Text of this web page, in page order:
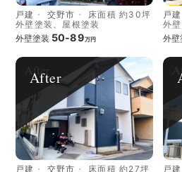
戸建 交野市
床面積 約30坪
外壁塗装、屋根塗装
外壁塗装 50-89万円
戸建
外
外壁
After
戸建 交野市 床面積 約27坪 戸建